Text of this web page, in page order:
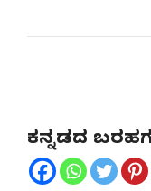
ಕನ್ನಡದ